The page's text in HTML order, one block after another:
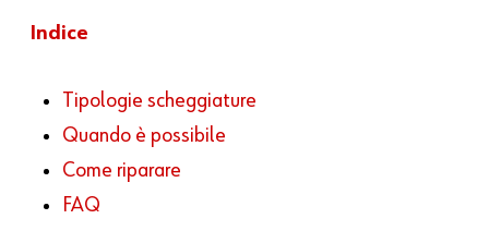
Indice
Tipologie scheggiature
Quando è possibile
Come riparare
FAQ